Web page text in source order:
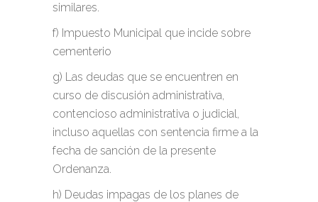
similares.
f) Impuesto Municipal que incide sobre
cementerio
g) Las deudas que se encuentren en
curso de discusión administrativa,
contencioso administrativa o judicial,
incluso aquellas con sentencia firme a la
fecha de sanción de la presente
Ordenanza.
h) Deudas impagas de los planes de